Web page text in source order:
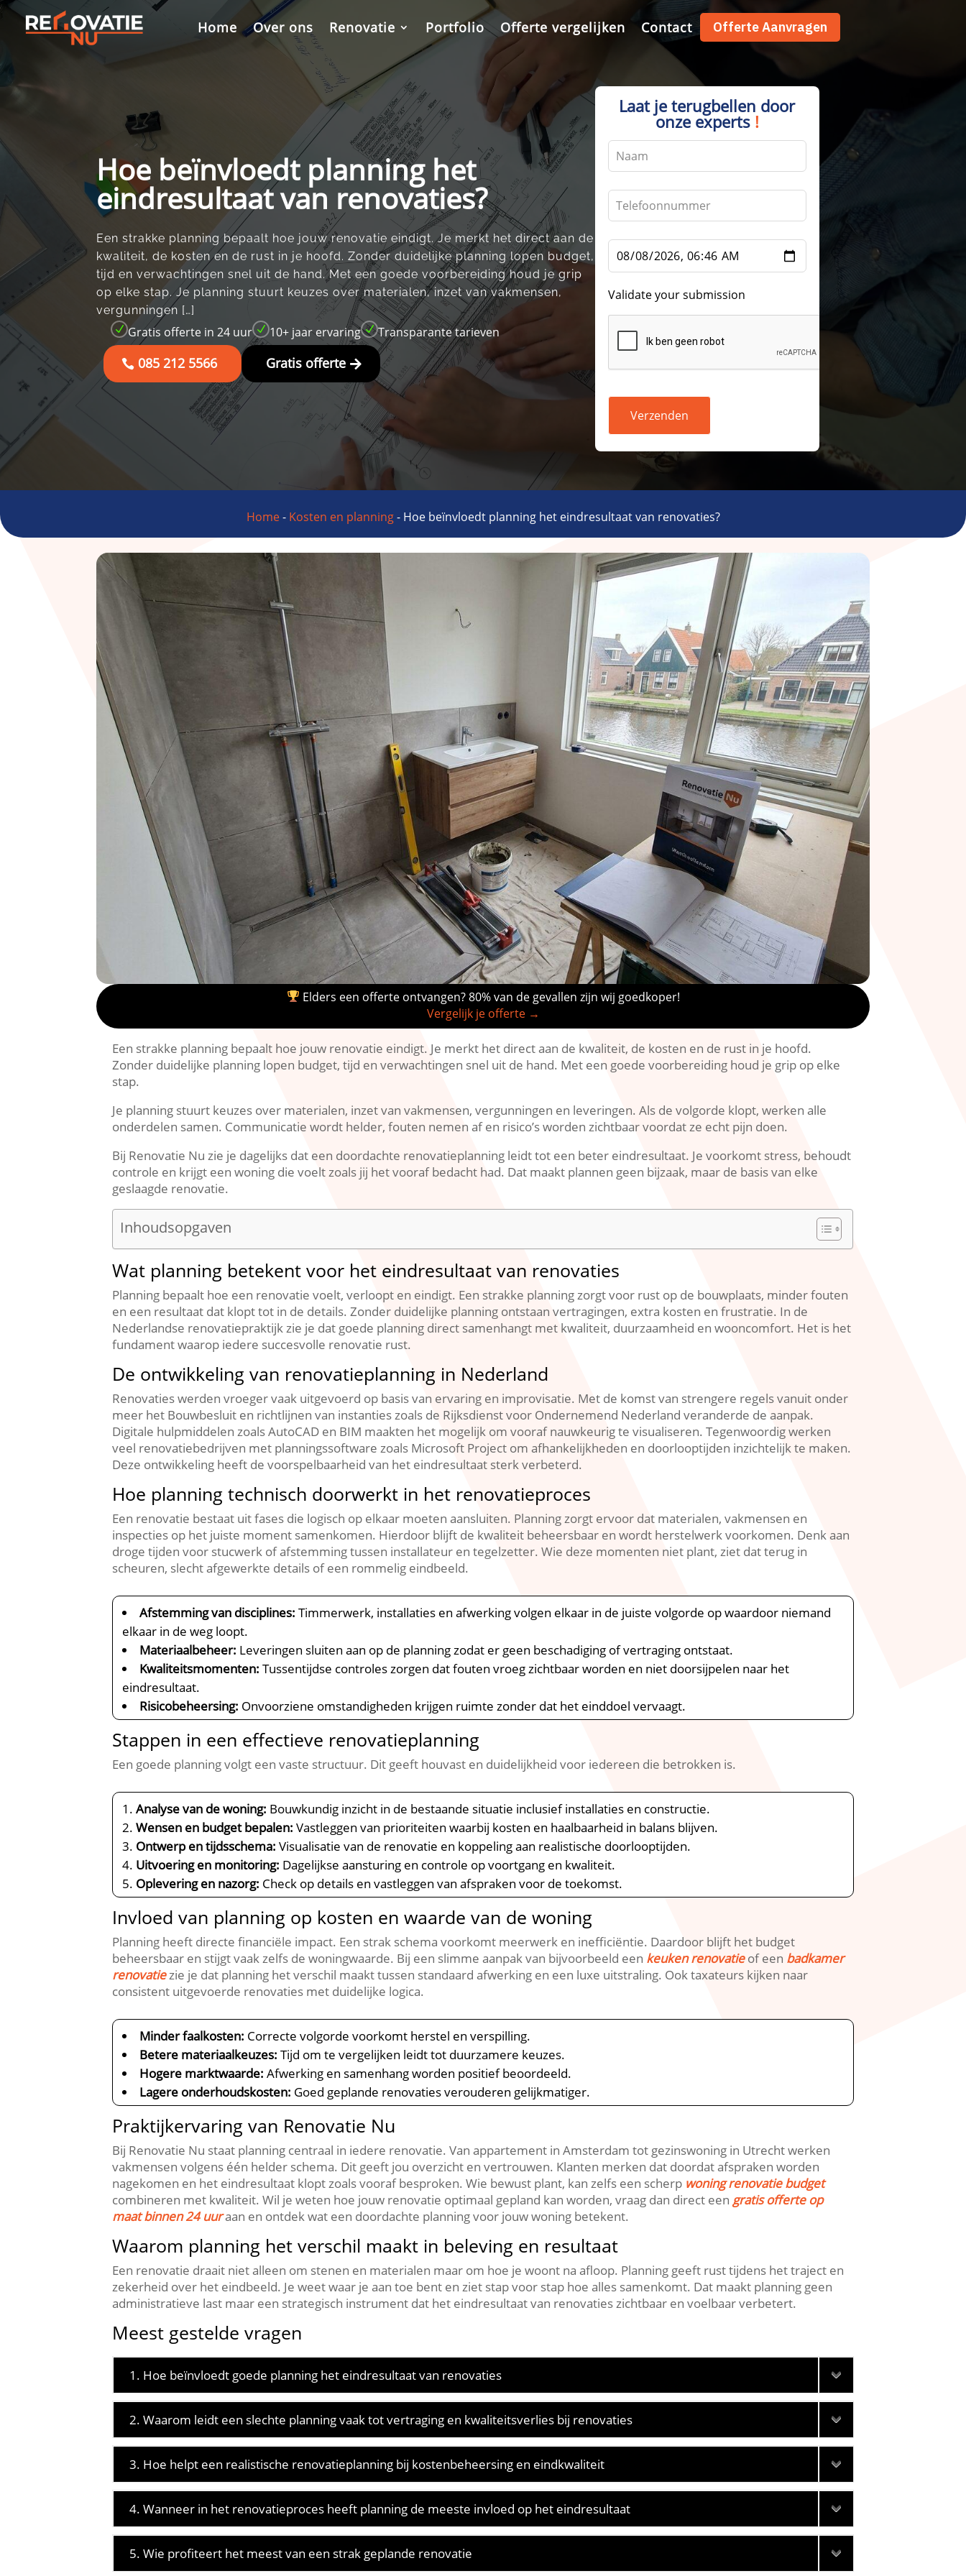
Home Over ons Renovatie Portfolio Offerte vergelijken Contact Offerte Aanvragen
Videospeler
Hoe beïnvloedt planning het
eindresultaat van renovaties?
Een strakke planning bepaalt hoe jouw renovatie eindigt.​ Je merkt het direct aan de
kwaliteit, de kosten en de rust in je hoofd.​ Zonder duidelijke planning lopen budget,
tijd en verwachtingen snel uit de hand.​ Met een goede voorbereiding houd je grip
op elke stap.​ Je planning stuurt keuzes over materialen, inzet van vakmensen,
vergunningen […]
N Gratis offerte in 24 uur N 10+ jaar ervaring N Transparante tarieven
085 212 5566 Gratis offerte
Laat je terugbellen door
onze experts !
Leave
this
blank
Validate your submission
Verzenden
Home- Kosten en planning- Hoe beïnvloedt planning het eindresultaat van renovaties?
Elders een offerte ontvangen? 80% van de gevallen zijn wij goedkoper!
Vergelijk je offerte →
Een strakke planning bepaalt hoe jouw renovatie eindigt.​ Je merkt het direct aan de kwaliteit, de kosten en de rust in je hoofd.​
Zonder duidelijke planning lopen budget, tijd en verwachtingen snel uit de hand.​ Met een goede voorbereiding houd je grip op elke
stap.​
Je planning stuurt keuzes over materialen, inzet van vakmensen, vergunningen en leveringen.​ Als de volgorde klopt, werken alle
onderdelen samen.​ Communicatie wordt helder, fouten nemen af en risico’s worden zichtbaar voordat ze echt pijn doen.​
Bij Renovatie Nu zie je dagelijks dat een doordachte renovatieplanning leidt tot een beter eindresultaat.​ Je voorkomt stress, behoudt
controle en krijgt een woning die voelt zoals jij het vooraf bedacht had.​ Dat maakt plannen geen bijzaak, maar de basis van elke
geslaagde renovatie.​
Inhoudsopgaven
Wat planning betekent voor het eindresultaat van renovaties
Planning bepaalt hoe een renovatie voelt, verloopt en eindigt.​ Een strakke planning zorgt voor rust op de bouwplaats, minder fouten
en een resultaat dat klopt tot in de details.​ Zonder duidelijke planning ontstaan vertragingen, extra kosten en frustratie.​ In de
Nederlandse renovatiepraktijk zie je dat goede planning direct samenhangt met kwaliteit, duurzaamheid en wooncomfort.​ Het is het
fundament waarop iedere succesvolle renovatie rust.​
De ontwikkeling van renovatieplanning in Nederland
Renovaties werden vroeger vaak uitgevoerd op basis van ervaring en improvisatie.​ Met de komst van strengere regels vanuit onder
meer het Bouwbesluit en richtlijnen van instanties zoals de Rijksdienst voor Ondernemend Nederland veranderde de aanpak.​
Digitale hulpmiddelen zoals AutoCAD en BIM maakten het mogelijk om vooraf nauwkeurig te visualiseren.​ Tegenwoordig werken
veel renovatiebedrijven met planningssoftware zoals Microsoft Project om afhankelijkheden en doorlooptijden inzichtelijk te maken.​
Deze ontwikkeling heeft de voorspelbaarheid van het eindresultaat sterk verbeterd.​
Hoe planning technisch doorwerkt in het renovatieproces
Een renovatie bestaat uit fases die logisch op elkaar moeten aansluiten.​ Planning zorgt ervoor dat materialen, vakmensen en
inspecties op het juiste moment samenkomen.​ Hierdoor blijft de kwaliteit beheersbaar en wordt herstelwerk voorkomen.​ Denk aan
droge tijden voor stucwerk of afstemming tussen installateur en tegelzetter.​ Wie deze momenten niet plant, ziet dat terug in
scheuren, slecht afgewerkte details of een rommelig eindbeeld.​
Afstemming van disciplines: Timmerwerk, installaties en afwerking volgen elkaar in de juiste volgorde op waardoor niemand
elkaar in de weg loopt.​
Materiaalbeheer: Leveringen sluiten aan op de planning zodat er geen beschadiging of vertraging ontstaat.​
Kwaliteitsmomenten: Tussentijdse controles zorgen dat fouten vroeg zichtbaar worden en niet doorsijpelen naar het
eindresultaat.​
Risicobeheersing: Onvoorziene omstandigheden krijgen ruimte zonder dat het einddoel vervaagt.​
Stappen in een effectieve renovatieplanning
Een goede planning volgt een vaste structuur.​ Dit geeft houvast en duidelijkheid voor iedereen die betrokken is.​
Analyse van de woning: Bouwkundig inzicht in de bestaande situatie inclusief installaties en constructie.​
Wensen en budget bepalen: Vastleggen van prioriteiten waarbij kosten en haalbaarheid in balans blijven.​
Ontwerp en tijdsschema: Visualisatie van de renovatie en koppeling aan realistische doorlooptijden.​
Uitvoering en monitoring: Dagelijkse aansturing en controle op voortgang en kwaliteit.​
Oplevering en nazorg: Check op details en vastleggen van afspraken voor de toekomst.​
Invloed van planning op kosten en waarde van de woning
Planning heeft directe financiële impact.​ Een strak schema voorkomt meerwerk en inefficiëntie.​ Daardoor blijft het budget
beheersbaar en stijgt vaak zelfs de woningwaarde.​ Bij een slimme aanpak van bijvoorbeeld een keuken renovatieof een badkamer
renovatiezie je dat planning het verschil maakt tussen standaard afwerking en een luxe uitstraling.​ Ook taxateurs kijken naar
consistent uitgevoerde renovaties met duidelijke logica.​
Minder faalkosten: Correcte volgorde voorkomt herstel en verspilling.​
Betere materiaalkeuzes: Tijd om te vergelijken leidt tot duurzamere keuzes.​
Hogere marktwaarde: Afwerking en samenhang worden positief beoordeeld.​
Lagere onderhoudskosten: Goed geplande renovaties verouderen gelijkmatiger.​
Praktijkervaring van Renovatie Nu
Bij Renovatie Nu staat planning centraal in iedere renovatie.​ Van appartement in Amsterdam tot gezinswoning in Utrecht werken
vakmensen volgens één helder schema.​ Dit geeft jou overzicht en vertrouwen.​ Klanten merken dat doordat afspraken worden
nagekomen en het eindresultaat klopt zoals vooraf besproken.​ Wie bewust plant, kan zelfs een scherp woning renovatie budget
combineren met kwaliteit.​ Wil je weten hoe jouw renovatie optimaal gepland kan worden, vraag dan direct eengratis offerte op
maat binnen 24 uuraan en ontdek wat een doordachte planning voor jouw woning betekent.​
Waarom planning het verschil maakt in beleving en resultaat
Een renovatie draait niet alleen om stenen en materialen maar om hoe je woont na afloop.​ Planning geeft rust tijdens het traject en
zekerheid over het eindbeeld.​ Je weet waar je aan toe bent en ziet stap voor stap hoe alles samenkomt.​ Dat maakt planning geen
administratieve last maar een strategisch instrument dat het eindresultaat van renovaties zichtbaar en voelbaar verbetert.​
Meest gestelde vragen
1. Hoe beïnvloedt goede planning het eindresultaat van renovaties
2. Waarom leidt een slechte planning vaak tot vertraging en kwaliteitsverlies bij renovaties
3. Hoe helpt een realistische renovatieplanning bij kostenbeheersing en eindkwaliteit
4. Wanneer in het renovatieproces heeft planning de meeste invloed op het eindresultaat
5. Wie profiteert het meest van een strak geplande renovatie